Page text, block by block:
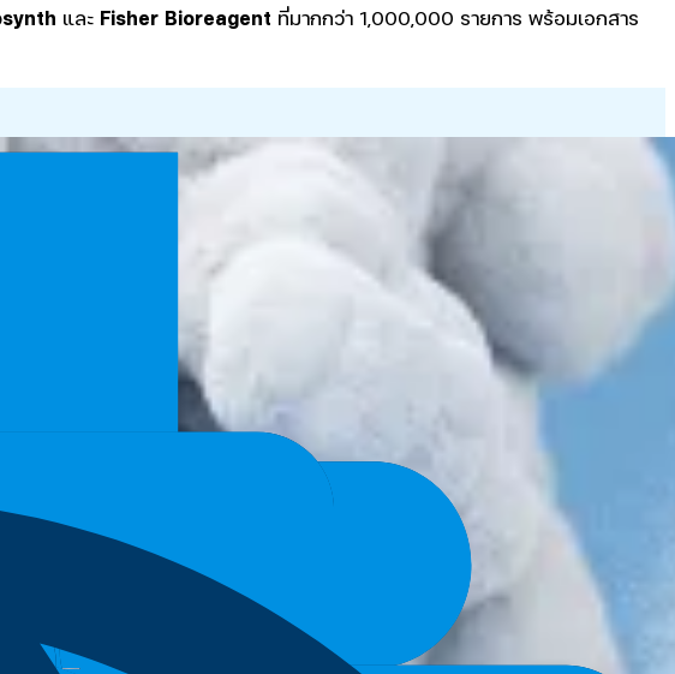
และ Fisher Bioreagent ที่มากกว่า 1,000,000 รายการ พร้อมเอกสาร